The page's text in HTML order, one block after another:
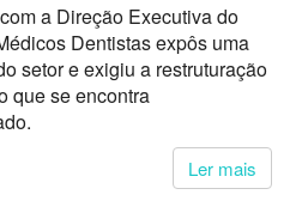
a Direção Executiva do
Dentistas expôs uma
setor e exigiu a restruturação
que se encontra
Ler mais